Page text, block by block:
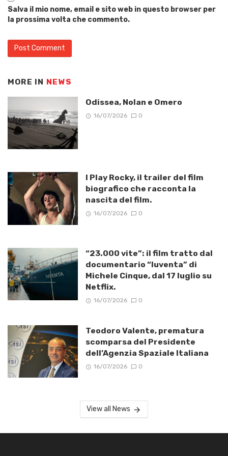
Salva il mio nome, email e sito web in questo browser per
la prossima volta che commento.
MORE IN NEWS
Odissea, Nolan e Omero
16/07/2026 0
I Play Rocky, il trailer del film
biografico che racconta la
nascita del film.
16/07/2026 0
“23.000 vite”: il film tratto dal
documentario “Iuventa” di
Michele Cinque, dal 17 luglio su
Netflix.
16/07/2026 0
Teodoro Valente, prematura
scomparsa del Presidente
dell’Agenzia Spaziale Italiana
16/07/2026 0
View all News